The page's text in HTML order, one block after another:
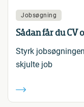
Jobsøgning
Sådan får du CV
Styrk
skjulte job